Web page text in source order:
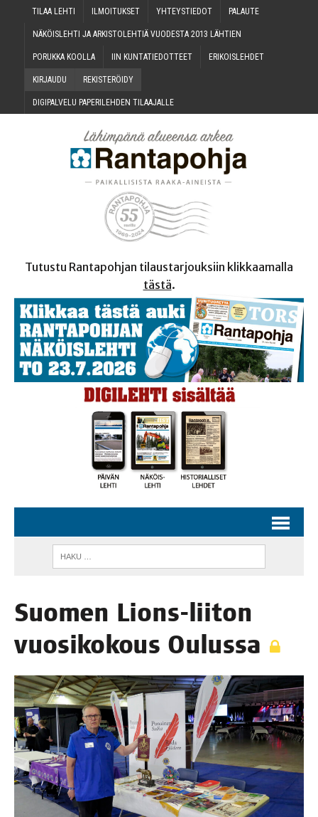
TILAA LEH­TI ILMOI­TUK­SET YHTEYS­TIE­DOT PALAU­TE
NÄKÖIS­LEH­TI JA ARKIS­TO­LEH­TIÄ VUO­DES­TA 2013 LÄHTIEN
PORUK­KA KOOLLA IIN KUN­TA­TIE­DOT­TEET ERI­KOIS­LEH­DET
KIR­JAU­DU REKIS­TE­RÖI­DY
DIGI­PAL­VE­LU PAPE­RI­LEH­DEN TILAAJALLE
Tutustu Rantapohjan tilaustarjouksiin klikkaamalla
tästä.
Suo­men Lions-lii­ton
vuo­si­ko­kous Oulussa